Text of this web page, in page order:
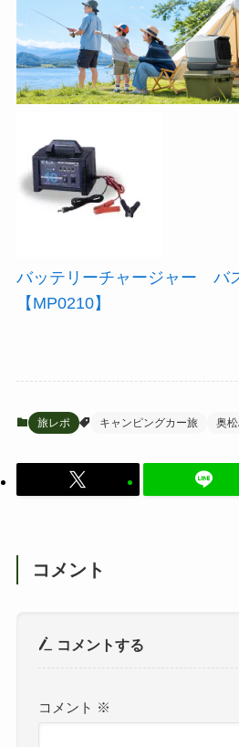
バッテリーチャージャー バ
【MP0210】
旅レポ キャンピングカー旅 奥
コメント
コメントする
コメント ※